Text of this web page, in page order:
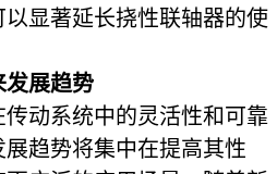
显著延长挠性联轴器的使
发展趋势
动系统中的灵活性和可靠
趋势将集中在提高其性